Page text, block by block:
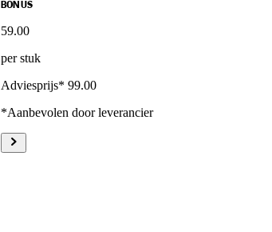
BONUS
59.00
per stuk
Adviesprijs* 99.00
*Aanbevolen door leverancier